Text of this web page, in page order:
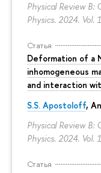
Physical Review
Physics. 2024. Vol.
Статья
Deformation of a
inhomogeneous
and interaction
S.S. Apostoloff,
Physical Review
Physics. 2024. Vol.
Статья